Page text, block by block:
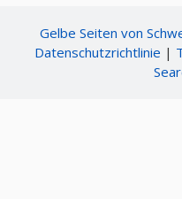
Gelbe Seiten von
Datenschutzrichtlinie |